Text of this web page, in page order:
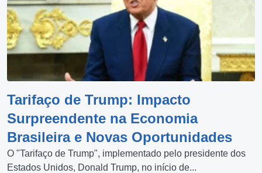
Tarifaço de Trump: Impacto
Surpreendente na Economia
Brasileira e Novas Oportunidades
O "Tarifaço de Trump", implementado pelo presidente dos
Estados Unidos, Donald Trump, no início de...